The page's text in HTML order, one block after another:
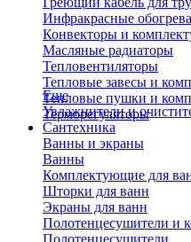
Инфракрасные
Конвекторы и
Масляные радиаторы
Тепловентиляторы
Тепловые завесы и
Тепловые пушки и
Терморегуляторы
Еще
Увлажнители и
Сантехника
Ванны и экраны
Ванны
Комплектующие для
Шторки для ванн
Экраны для ванн
Полотенцесушители и
Полотенцесушители